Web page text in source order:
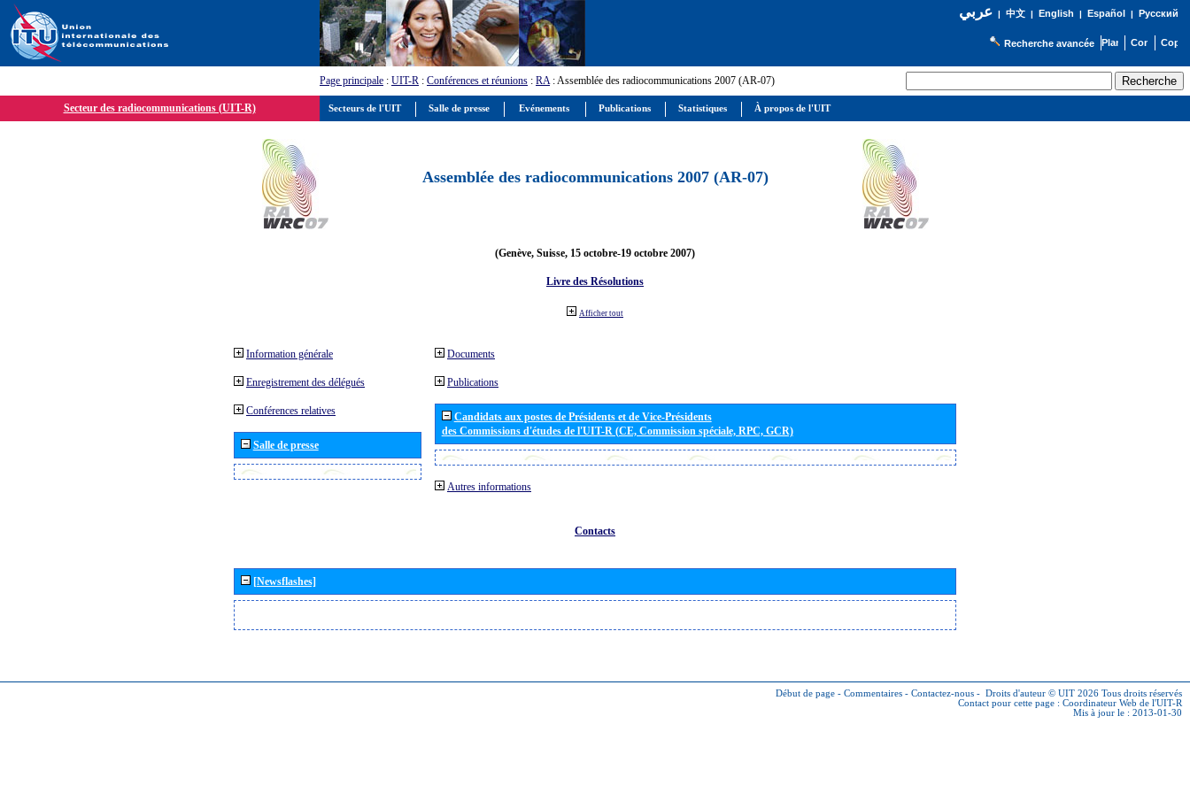
عربي| 中文| English | Español | Русский
Recherche avancée
Page principale : UIT-R : Conférences et réunions : RA: Assemblée des radiocommunications 2007 (AR-07)
Secteur des radiocommunications (UIT-R)
Assemblée des radiocommunications 2007 (AR-07)
(Genève, Suisse, 15 octobre-19 octobre 2007)
Livre des Résolutions
Afficher tout
Information générale
Enregistrement des délégués
Conférences relatives
Salle de presse
Documents
Publications
Candidats aux postes de Présidents et de Vice-Présidents
des Commissions d'études de l'UIT-R (CE, Commission spéciale, RPC, GCR)
Autres informations
Contacts
[Newsflashes]
Début de page - Commentaires - Contactez-nous - Droits d'auteur © UIT 2026 Tous droits réservés
Contact pour cette page : Coordinateur Web de l'UIT-R
Mis à jour le : 2013-01-30
Secteurs de l'UIT Salle de presse Evénements Publications Statistiques À propos de l'UIT